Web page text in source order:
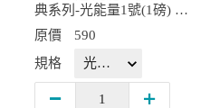
典系列-光能量1號(1磅) 中
焙 HX-CB-01
原價
590
規格